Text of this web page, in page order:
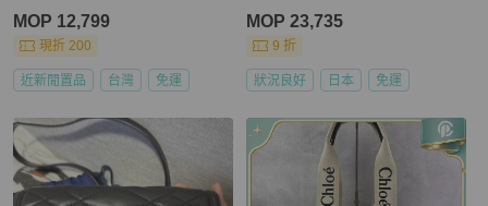
MOP 12,799
現折 200
近新閒置品 台灣 免運
MOP 23,735
9 折
狀況良好 日本 免運